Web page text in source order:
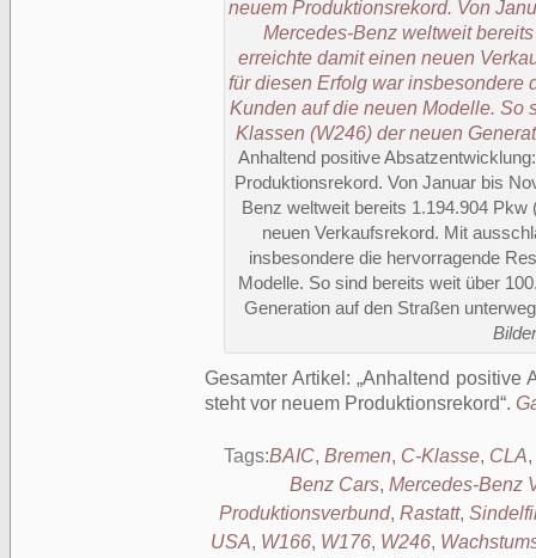
Anhaltend positive
Produktionsrekord. Von Januar bis
Benz weltweit bereits 1.194.904
neuen Verkaufsrekord. Mit
insbesondere die hervorragende
Modelle. So sind bereits weit über
Generation auf den Straßen
Gesamter Artikel:
Anhaltend positive
steht vor neuem Produktionsrekord .
Tags:BAIC, Bremen, C-Klasse, CLA,
Benz Cars, Mercedes-Benz
Produktionsverbund, Rastatt,
USA, W166, W176, W246,